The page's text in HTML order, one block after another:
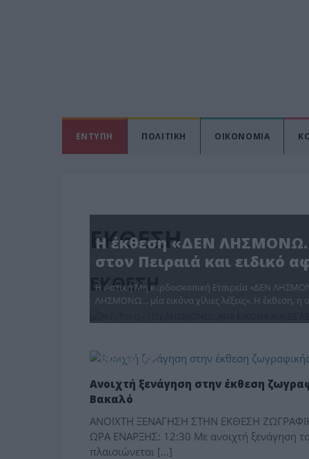
ΕΝΤΥΠΗ ΠΟΛΙΤΙΚΗ ΟΙΚΟΝΟΜΙΑ
ΕΚΘΕΣΗ
ΕΚΘΕΣΗ
Η έκθεση «ΔΕΝ
στον Πειραιά και ειδικό
Η Αστική Μη κερδοσκοπική Εταιρεία «ΔΕΝ
ΛΗΣΜΟΝΩ… μία εικόνα χίλιες λέξεις». Η έκθεση, η
ΠΟΛΙΤΙΣΜΟΣ
Ανοιχτή ξενάγηση στην έκθεση
Βακαλό
ΑΝΟΙΧΤΗ ΞΕΝΑΓΗΣΗ ΣΤΗΝ ΕΚΘΕΣΗ
ΩΡΑ ΕΝΑΡΞΗΣ: 12:30 Με ανοιχτή ξενάγηση
πλαισιώνεται […]